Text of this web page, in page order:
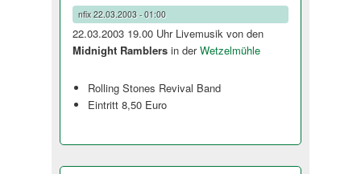
nfix22.03.2003 - 01:00
22.03.2003 19.00 Uhr Livemusik von den
Midnight Ramblersin derWetzelmühle
Rolling Stones Revival Band
Eintritt 8,50 Euro